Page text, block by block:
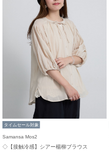
タイムセール対象
Samansa Mos2
◇【接触冷感】シアー楊柳ブラウス